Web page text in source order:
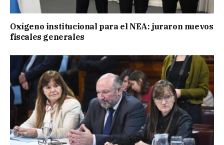
Oxígeno institucional para el NEA: juraron nuevos
fiscales generales